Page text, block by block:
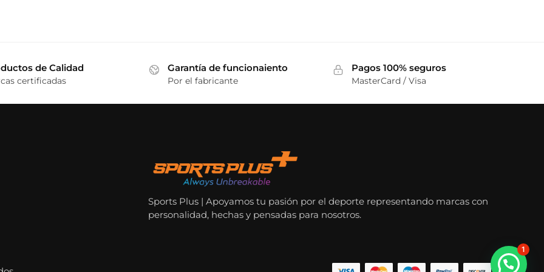
elegir
la
de Calidad
certificadas
Garantía de funcionaiento
Por el fabricante
Pagos 100% seguros
MasterCard / Visa
Sports Plus | Apoyamos tu pasión por el deporte representando marcas con
personalidad, hechas y pensadas para nosotros.
1